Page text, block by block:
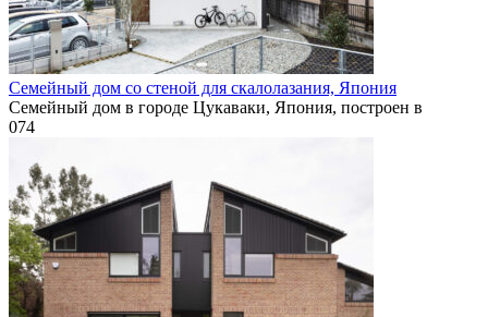
Семейный дом со стеной для скалолазания, Япония
Семейный дом в городе Цукаваки, Япония, построен в
074